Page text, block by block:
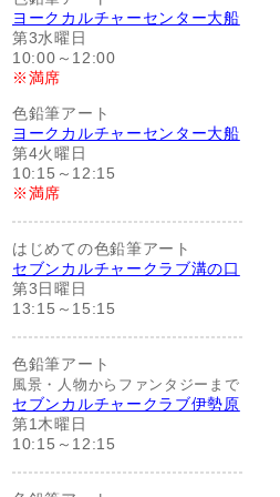
ヨークカルチャーセンター大船
第3水曜日
10:00～12:00
※満席
色鉛筆アート
ヨークカルチャーセンター大船
第4火曜日
10:15～12:15
※満席
はじめての色鉛筆アート
セブンカルチャークラブ溝の口
第3日曜日
13:15～15:15
色鉛筆アート
風景・人物からファンタジーまで
セブンカルチャークラブ伊勢原
第1木曜日
10:15～12:15